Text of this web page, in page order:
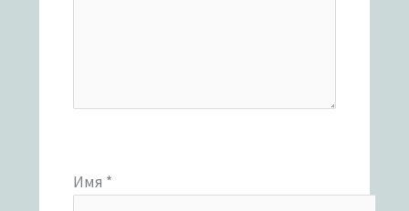
Имя *